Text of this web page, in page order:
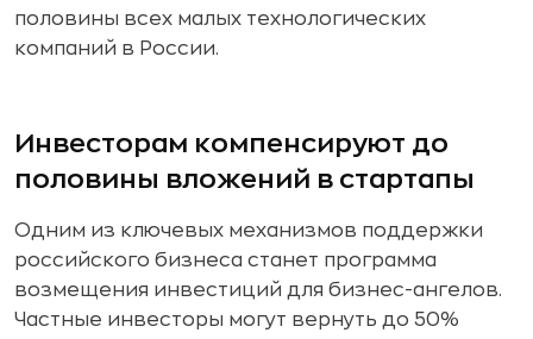
половины всех малых технологических
компаний в России.
Инвесторам компенсируют до
половины вложений в стартапы
Одним из ключевых механизмов поддержки
российского бизнеса станет программа
возмещения инвестиций для бизнес-ангелов.
Частные инвесторы могут вернуть до 50%